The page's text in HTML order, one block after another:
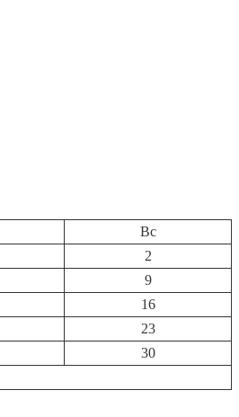
Вс
2
9
16
23
30